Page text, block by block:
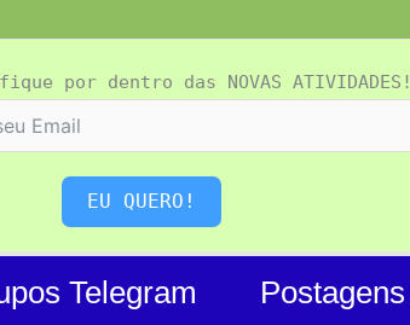
fique por dentro das NOVAS ATIVIDADES!
EU QUERO!
Telegram
Postagens